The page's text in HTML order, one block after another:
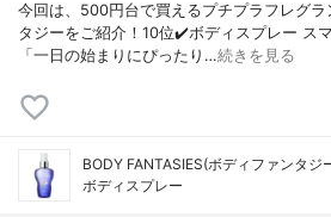
今回は、500円台で買えるプチプラフレグ
タジーをご紹介！10位✔️ボディスプレー ス
「一日の始まりにぴったり…続きを見る
BODY FANTASIES(ボディファンタジ
ボディスプレー